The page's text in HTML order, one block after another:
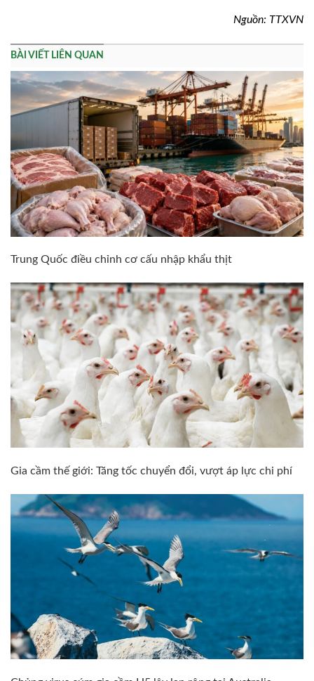
Nguồn: TTXVN
BÀI VIẾT LIÊN QUAN
Trung Quốc điều chỉnh cơ cấu nhập khẩu thịt
Gia cầm thế giới: Tăng tốc chuyển đổi, vượt áp lực chi phí